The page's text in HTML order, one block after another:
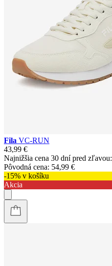
Fila VC-RUN
43,99 €
Najnižšia cena 30 dní pred zľavou:
Pôvodná cena: 54,99 €
-15% v košíku
Akcia